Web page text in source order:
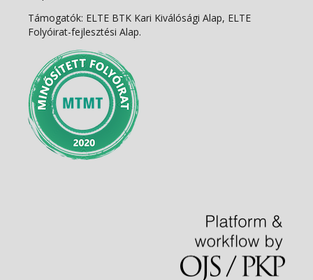
Támogatók: ELTE BTK Kari Kiválósági Alap, ELTE
Folyóirat-fejlesztési Alap.